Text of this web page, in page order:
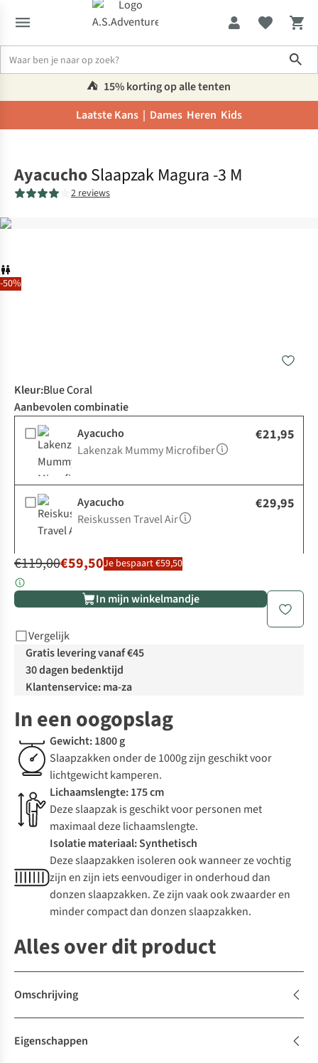
⛺️ 15% korting op alle tenten
Laatste Kans | Dames Heren Kids
-50%
AyacuchoSlaapzak Magura -3 M
2 reviews
Kleur:Blue Coral
Aanbevolen combinatie
Ayacucho
Lakenzak Mummy Microfiber
€21,95
Ayacucho
Reiskussen Travel Air
€29,95
€119,00€59,50Je bespaart €59,50
In mijn winkelmandje
Vergelijk
Gratis levering vanaf €45
30 dagen bedenktijd
Klantenservice: ma-za
In een oogopslag
Gewicht: 1800 g
Slaapzakken onder de 1000g zijn geschikt voor
lichtgewicht kamperen.
Lichaamslengte: 175 cm
Deze slaapzak is geschikt voor personen met
maximaal deze lichaamslengte.
Isolatie materiaal: Synthetisch
Deze slaapzakken isoleren ook wanneer ze vochtig
zijn en zijn iets eenvoudiger in onderhoud dan
donzen slaapzakken. Ze zijn vaak ook zwaarder en
minder compact dan donzen slaapzakken.
Alles over dit product
Omschrijving
Eigenschappen